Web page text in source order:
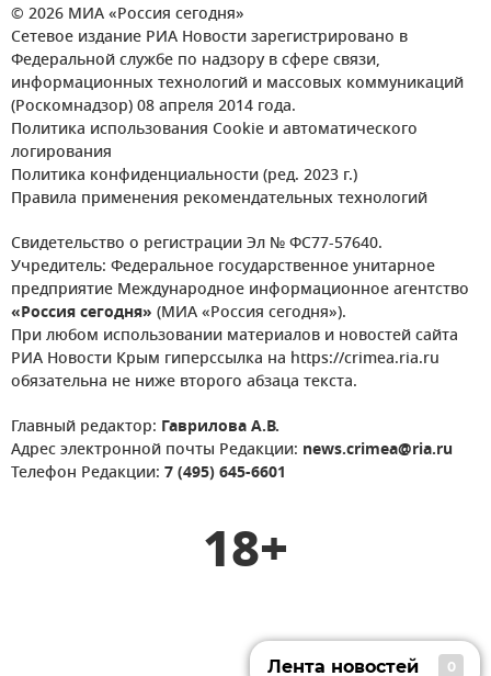
© 2026 МИА «Россия сегодня»
Сетевое издание РИА Новости зарегистрировано в
Федеральной службе по надзору в сфере связи,
информационных технологий и массовых коммуникаций
(Роскомнадзор) 08 апреля 2014 года.
Политика использования Cookie и автоматического
логирования
Политика конфиденциальности (ред. 2023 г.)
Правила применения рекомендательных технологий
Свидетельство о регистрации Эл № ФС77-57640.
Учредитель: Федеральное государственное унитарное
предприятие Международное информационное агентство
«Россия сегодня» (МИА «Россия сегодня»).
При любом использовании материалов и новостей сайта
РИА Новости Крым гиперссылка на https://crimea.ria.ru
обязательна не ниже второго абзаца текста.
Главный редактор: Гаврилова А.В.
Адрес электронной почты Редакции: news.crimea@ria.ru
Телефон Редакции: 7 (495) 645-6601
18+
Лента новостей 0